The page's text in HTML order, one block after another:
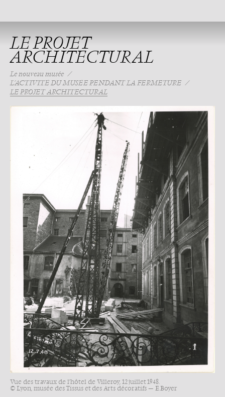
LE PROJET
ARCHITECTURAL
Le nouveau musée
L’ACTIVITÉ DU MUSÉE PENDANT LA FERMETURE
LE PROJET ARCHITECTURAL
Vue des travaux de l'hôtel de Villeroy, 12 juillet 1948.
© Lyon, musée des Tissus et des Arts décoratifs — E.Boyer